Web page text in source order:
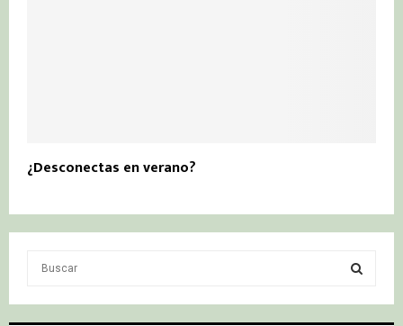
¿Desconectas en verano?
S